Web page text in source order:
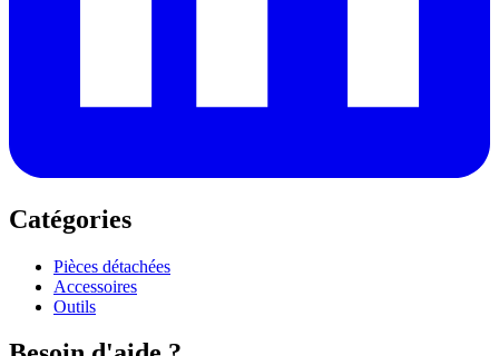
Catégories
Pièces détachées
Accessoires
Outils